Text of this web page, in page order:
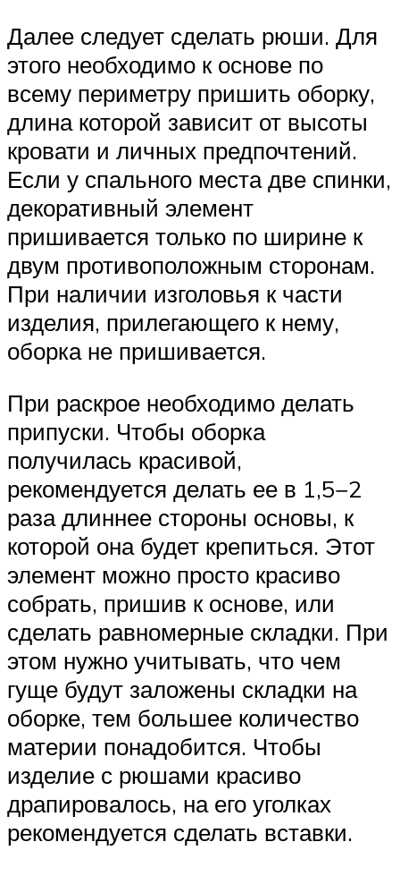
Далее следует сделать рюши. Для
этого необходимо к основе по
всему периметру пришить оборку,
длина которой зависит от высоты
кровати и личных предпочтений.
Если у спального места две спинки,
декоративный элемент
пришивается только по ширине к
двум противоположным сторонам.
При наличии изголовья к части
изделия, прилегающего к нему,
оборка не пришивается.
При раскрое необходимо делать
припуски. Чтобы оборка
получилась красивой,
рекомендуется делать ее в 1,5−2
раза длиннее стороны основы, к
которой она будет крепиться. Этот
элемент можно просто красиво
собрать, пришив к основе, или
сделать равномерные складки. При
этом нужно учитывать, что чем
гуще будут заложены складки на
оборке, тем большее количество
материи понадобится. Чтобы
изделие с рюшами красиво
драпировалось, на его уголках
рекомендуется сделать вставки.